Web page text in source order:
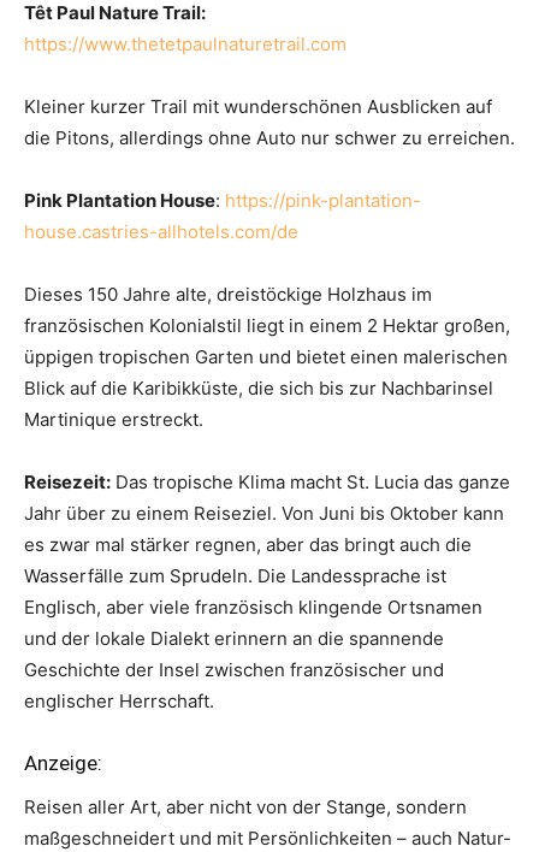
Têt Paul Nature Trail:
https://www.thetetpaulnaturetrail.com
Kleiner kurzer Trail mit wunderschönen Ausblicken auf
die Pitons, allerdings ohne Auto nur schwer zu erreichen.
Pink Plantation House: https://pink-plantation-
house.castries-allhotels.com/de
Dieses 150 Jahre alte, dreistöckige Holzhaus im
französischen Kolonialstil liegt in einem 2 Hektar großen,
üppigen tropischen Garten und bietet einen malerischen
Blick auf die Karibikküste, die sich bis zur Nachbarinsel
Martinique erstreckt.
Reisezeit: Das tropische Klima macht St. Lucia das ganze
Jahr über zu einem Reiseziel. Von Juni bis Oktober kann
es zwar mal stärker regnen, aber das bringt auch die
Wasserfälle zum Sprudeln. Die Landessprache ist
Englisch, aber viele französisch klingende Ortsnamen
und der lokale Dialekt erinnern an die spannende
Geschichte der Insel zwischen französischer und
englischer Herrschaft.
Anzeige:
Reisen aller Art, aber nicht von der Stange, sondern
maßgeschneidert und mit Persönlichkeiten – auch Natur-